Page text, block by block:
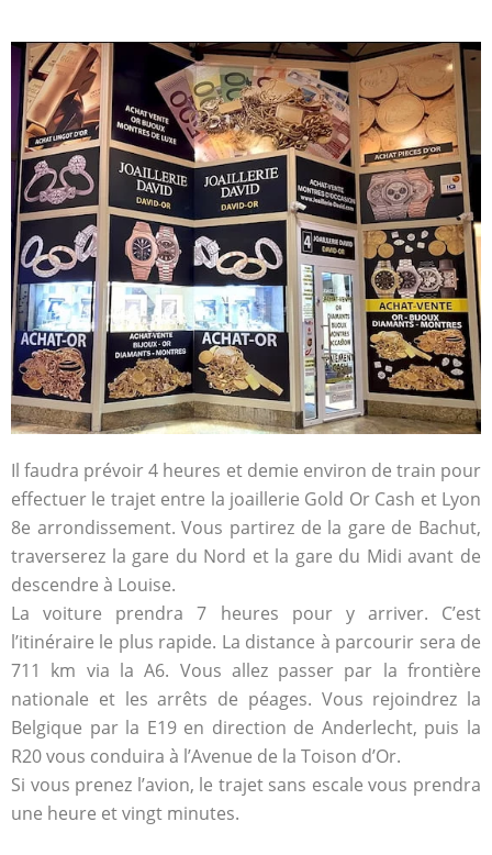
Il faudra prévoir 4 heures et demie environ de train pour
effectuer le trajet entre la joaillerie Gold Or Cash et Lyon
8e arrondissement. Vous partirez de la gare de Bachut,
traverserez la gare du Nord et la gare du Midi avant de
descendre à Louise.
La voiture prendra 7 heures pour y arriver. C’est
l’itinéraire le plus rapide. La distance à parcourir sera de
711 km via la A6. Vous allez passer par la frontière
nationale et les arrêts de péages. Vous rejoindrez la
Belgique par la E19 en direction de Anderlecht, puis la
R20 vous conduira à l’Avenue de la Toison d’Or.
Si vous prenez l’avion, le trajet sans escale vous prendra
une heure et vingt minutes.